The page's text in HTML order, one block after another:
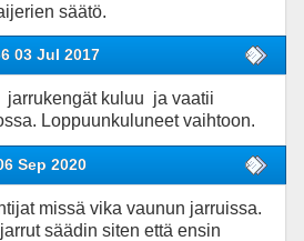
säätö.
03 Jul 2017
jarrukengät kuluu ja vaatii
Loppuunkuluneet vaihtoon.
Sep 2020
missä vika vaunun jarruissa.
säädin siten että ensin